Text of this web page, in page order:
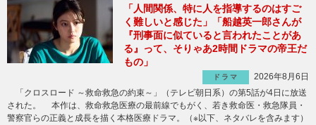
「人間関係、特に人を指導するのはすご
く難しいと感じた」「船越英一郎さんが
『刑事面に似ていると言われたことがあ
る』って、そりゃあ2時間ドラマの帝王だ
もの」
ドラマ
2026年8月6日
「クロスロード ～救命救急の約束～」（テレビ朝日系）の第5話が4日に放送
された。 本作は、救命救急医療の最前線でもがく、若き救命医・救急隊員・
警察官らの正義と成長を描く本格医療ドラマ。（※以下、ネタバレを含みます）